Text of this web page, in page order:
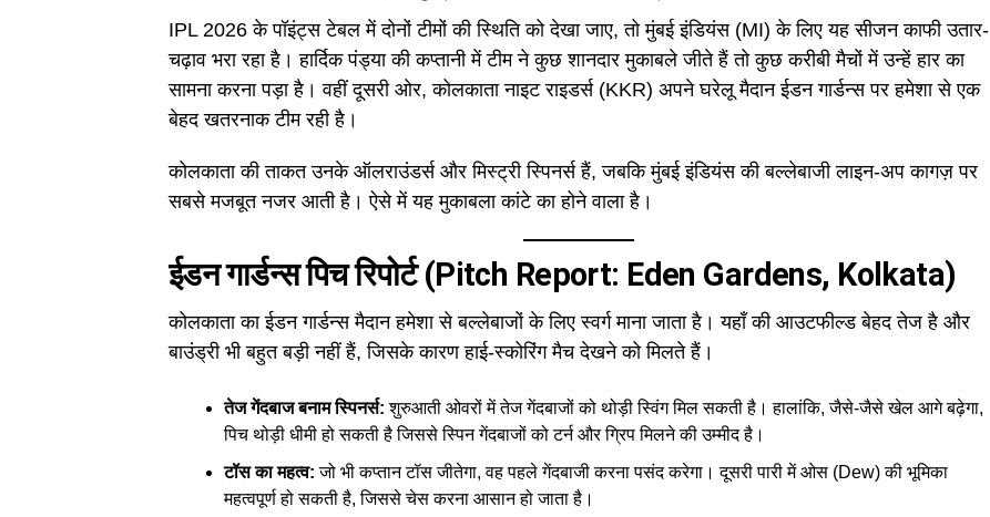
IPL 2026 के पॉइंट्स टेबल में दोनों टीमों की स्थिति को देखा जाए, तो मुंबई इंडियंस (MI) के लिए यह सीजन काफी उतार-
चढ़ाव भरा रहा है। हार्दिक पंड्या की कप्तानी में टीम ने कुछ शानदार मुकाबले जीते हैं तो कुछ करीबी मैचों में उन्हें हार का
सामना करना पड़ा है। वहीं दूसरी ओर, कोलकाता नाइट राइडर्स (KKR) अपने घरेलू मैदान ईडन गार्डन्स पर हमेशा से एक
बेहद खतरनाक टीम रही है।
कोलकाता की ताकत उनके ऑलराउंडर्स और मिस्ट्री स्पिनर्स हैं, जबकि मुंबई इंडियंस की बल्लेबाजी लाइन-अप कागज़ पर
सबसे मजबूत नजर आती है। ऐसे में यह मुकाबला कांटे का होने वाला है।
ईडन गार्डन्स पिच रिपोर्ट (Pitch Report: Eden Gardens, Kolkata)
कोलकाता का ईडन गार्डन्स मैदान हमेशा से बल्लेबाजों के लिए स्वर्ग माना जाता है। यहाँ की आउटफील्ड बेहद तेज है और
बाउंड्री भी बहुत बड़ी नहीं हैं, जिसके कारण हाई-स्कोरिंग मैच देखने को मिलते हैं।
तेज गेंदबाज बनाम स्पिनर्स: शुरुआती ओवरों में तेज गेंदबाजों को थोड़ी स्विंग मिल सकती है। हालांकि, जैसे-जैसे खेल आगे बढ़ेगा,
पिच थोड़ी धीमी हो सकती है जिससे स्पिन गेंदबाजों को टर्न और ग्रिप मिलने की उम्मीद है।
टॉस का महत्व: जो भी कप्तान टॉस जीतेगा, वह पहले गेंदबाजी करना पसंद करेगा। दूसरी पारी में ओस (Dew) की भूमिका
महत्वपूर्ण हो सकती है, जिससे चेस करना आसान हो जाता है।